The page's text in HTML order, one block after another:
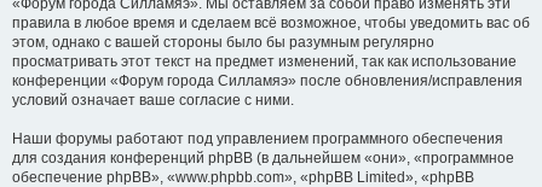
«Форум города Силламяэ». Мы оставляем за собой право изменять эти
правила в любое время и сделаем всё возможное, чтобы уведомить вас об
этом, однако с вашей стороны было бы разумным регулярно
просматривать этот текст на предмет изменений, так как использование
конференции «Форум города Силламяэ» после обновления/исправления
условий означает ваше согласие с ними.
Наши форумы работают под управлением программного обеспечения
для создания конференций phpBB (в дальнейшем «они», «программное
обеспечение phpBB», «www.phpbb.com», «phpBB Limited», «phpBB